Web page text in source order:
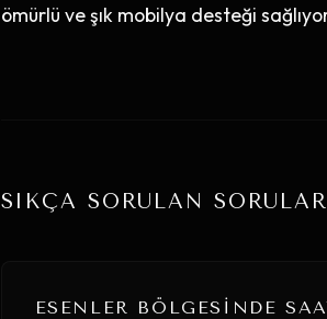
ömürlü ve şık mobilya desteği
SIKÇA SORULAN SORULAR
ESENLER BÖLGESINDE